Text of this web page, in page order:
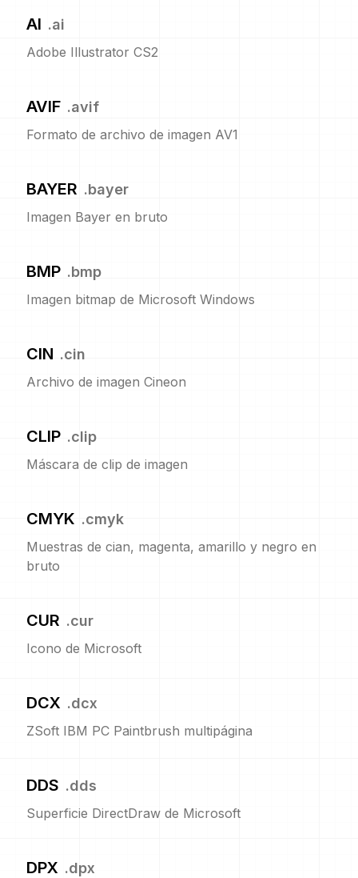
AI .ai
Adobe Illustrator CS2
AVIF .avif
Formato de archivo de imagen AV1
BAYER .bayer
Imagen Bayer en bruto
BMP .bmp
Imagen bitmap de Microsoft Windows
CIN .cin
Archivo de imagen Cineon
CLIP .clip
Máscara de clip de imagen
CMYK .cmyk
Muestras de cian, magenta, amarillo y negro en
bruto
CUR .cur
Icono de Microsoft
DCX .dcx
ZSoft IBM PC Paintbrush multipágina
DDS .dds
Superficie DirectDraw de Microsoft
DPX .dpx